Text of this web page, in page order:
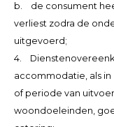
b. de consument
verliest zodra de
uitgevoerd;
4.
accommodatie, als
of periode van
woondoeleinden,